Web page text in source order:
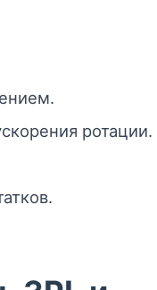
ротации.